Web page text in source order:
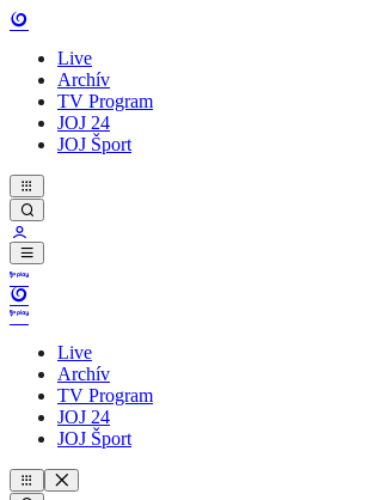
Live
Archív
TV Program
JOJ 24
JOJ Šport
Live
Archív
TV Program
JOJ 24
JOJ Šport